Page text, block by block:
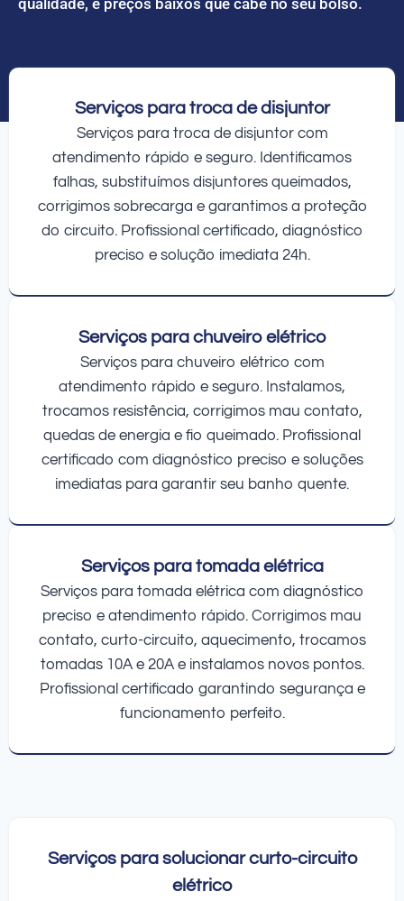
Serviços para troca de disjuntor
Serviços para troca de disjuntor com
atendimento rápido e seguro. Identificamos
falhas, substituímos disjuntores queimados,
corrigimos sobrecarga e garantimos a proteção
do circuito. Profissional certificado, diagnóstico
preciso e solução imediata 24h.
Serviços para chuveiro elétrico
Serviços para chuveiro elétrico com
atendimento rápido e seguro. Instalamos,
trocamos resistência, corrigimos mau contato,
quedas de energia e fio queimado. Profissional
certificado com diagnóstico preciso e soluções
imediatas para garantir seu banho quente.
Serviços para tomada elétrica
Serviços para tomada elétrica com diagnóstico
preciso e atendimento rápido. Corrigimos mau
contato, curto-circuito, aquecimento, trocamos
tomadas 10A e 20A e instalamos novos pontos.
Profissional certificado garantindo segurança e
funcionamento perfeito.
Serviços para solucionar curto-circuito
elétrico